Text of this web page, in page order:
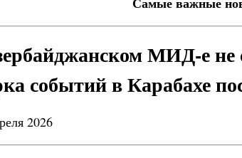
МИД-е
событий в Карабахе
2026